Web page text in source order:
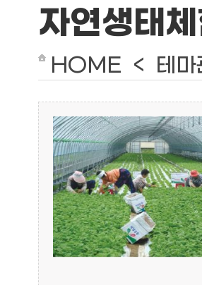
자연생태
HOME < 테마